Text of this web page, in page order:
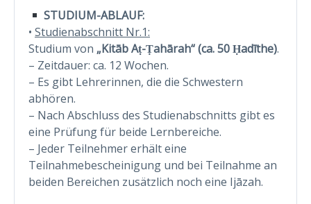
STUDIUM-ABLAUF:
• Studienabschnitt Nr.1:
Studium von „Kitāb Aṭ-Ṭahārah“ (ca. 50 Ḥadīthe).
– Zeitdauer: ca. 12 Wochen.
– Es gibt Lehrerinnen, die die Schwestern
abhören.
– Nach Abschluss des Studienabschnitts gibt es
eine Prüfung für beide Lernbereiche.
– Jeder Teilnehmer erhält eine
Teilnahmebescheinigung und bei Teilnahme an
beiden Bereichen zusätzlich noch eine Ijāzah.